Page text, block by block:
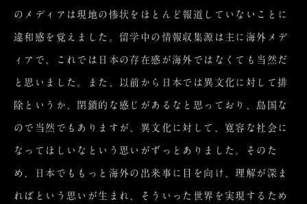
のメディアは現地の惨状をほとんど報道していないことに
違和感を覚えました。留学中の情報収集源は主に海外メデ
ィアで、これでは日本の存在感が海外ではなくても当然だ
と思いました。また、以前から日本では異文化に対して排
除というか、閉鎖的な感じがあるなと思っており、島国な
ので当然でもありますが、異文化に対して、寛容な社会に
なってほしいなという思いがずっとありました。そのた
め、日本でももっと海外の出来事に目を向け、理解が深ま
ればという思いが生まれ、そういった世界を実現するため